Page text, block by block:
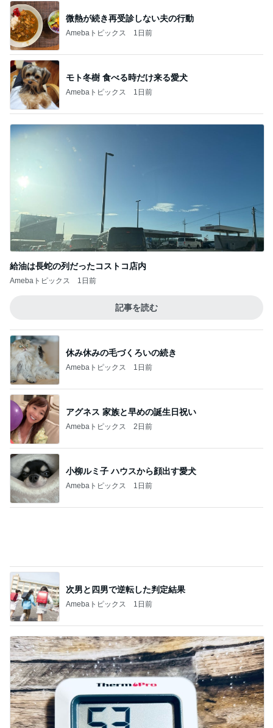
給油は長蛇の列だったコストコ店内
休み休みの毛づくろいの続き
Amebaトピックス 1日前
Amebaトピックス 2日前
小柳ルミ子 ハウスから顔出す愛犬
Amebaトピックス 1日前
次男と四男で逆転した判定結果
Amebaトピックス 1日前
汗ダラダラで済ませたお盆の予定
Amebaトピックス 1日前
記事を読む